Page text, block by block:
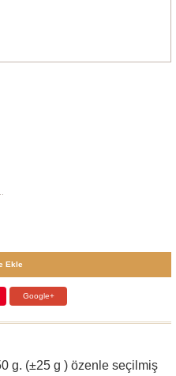
Ekle
Google+
g. (±25 g ) özenle seçilmiş